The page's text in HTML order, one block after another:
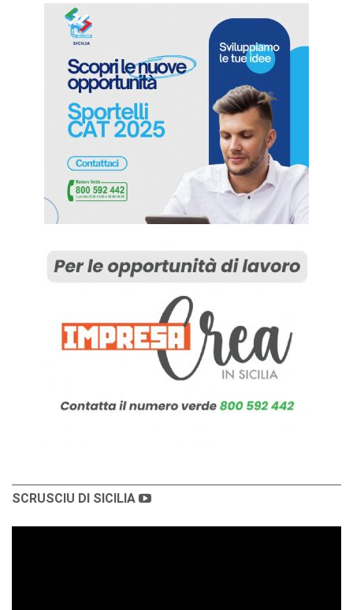
SCRUSCIU DI SICILIA